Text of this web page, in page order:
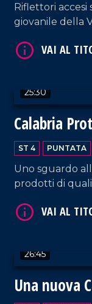
Riflettori accesi
giovanile della
25:30
Calabria
ST 4 PUNTATA
Uno sguardo
prodotti di
26:45
Una nuova
VAI AL TITOLO